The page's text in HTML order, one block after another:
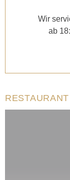
Wir
ab
RESTAURANT